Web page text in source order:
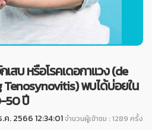
สบ หรือโรคเดอกาแวง (de
Tenosynovitis) พบได้บ่อยใน
50 ปี
ค. 2566 12:34:01จำนวนผู้เข้าชม : 1289 ครั้ง